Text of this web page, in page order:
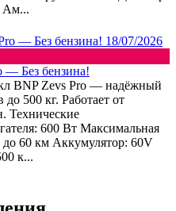
Ам...
18/07/2026
— Без бензина!
BNP Zevs Pro — надёжный
500 кг. Работает от
Технические
600 Вт Максимальная
до 60 км Аккумулятор: 60V
к...